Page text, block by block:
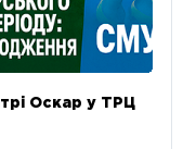
Оскар у ТРЦ